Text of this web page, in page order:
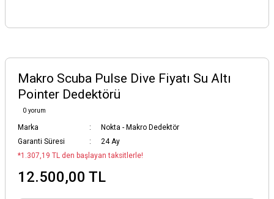
Makro Scuba Pulse Dive Fiyatı Su Altı
Pointer Dedektörü
0 yorum
Marka
Nokta - Makro Dedektör
Garanti Süresi
24 Ay
*1.307,19 TL den başlayan taksitlerle!
12.500,00 TL